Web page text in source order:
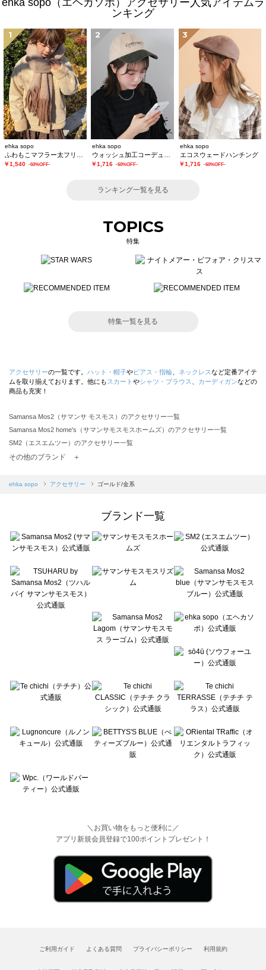
ehka sopo（エヘカソポ）アクセサリー人気アイテムラ
ンキング
1
ehka sopo
￥1,540 -60%OFF-
2
ehka sopo
￥1,716 -60%OFF-
3
ehka sopo
エコスウェードハンチング
￥1,716 -60%OFF-
ランキング一覧を見る
TOPICS
特集
特集一覧を見る
アクセサリーの一覧です。 ハット・帽子やピアス・指輪 ネックレスなど定番アイテ
ムを取り揃えております。他にも スカート やシャツ・ブラウス カーディガンなどの
商品も充実！
Samansa Mos2（サマンサ モスモス）のアクセサリー一覧
Samansa Mos2 home's（サマンサモスモスホームズ）のアクセサリー一覧
SM2（エスエムツー）のアクセサリー一覧
TSUHARU by Samansa Mos2（ツハルバイサマンサモスモス）のアクセサリー一覧
Samansa Mos2 blue（サマンサモスモス ブルー）のアクセサリー一覧
sō4ū（ソウフォーユー）のアクセサリー一覧
Te chichi（テチチ）のアクセサリー一覧
Te chichi CLASSIC（テチチ クラシック）のアクセサリー一覧
Lugnoncure（ルノンキュール）のアクセサリー一覧
BETTY'S BLUE（べティーズブルー）のアクセサリー一覧
Wpc.（ワールドパーティー）のアクセサリー一覧
その他のブランド ＋
ehka sopo アクセサリー ゴールド/金系
ブランド一覧
＼お買い物をもっと便利に／
アプリ新規会員登録で100ポイントプレゼント！
ご利用ガイド よくある質問 プライバシーポリシー 利用規約